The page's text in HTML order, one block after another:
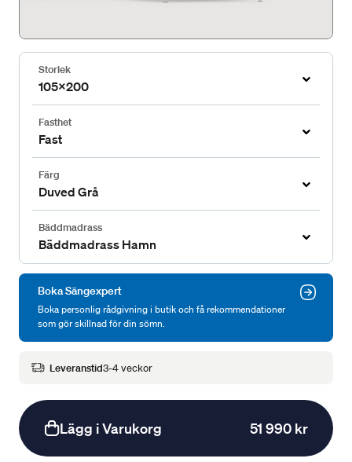
Storlek
105x200
Fasthet
Fast
Färg
Duved Grå
Bäddmadrass
Bäddmadrass Hamn
Boka Sängexpert
Boka personlig rådgivning i butik och få rekommendationer
som gör skillnad för din sömn.
Leveranstid3-4 veckor
Lägg i Varukorg 51 990 kr